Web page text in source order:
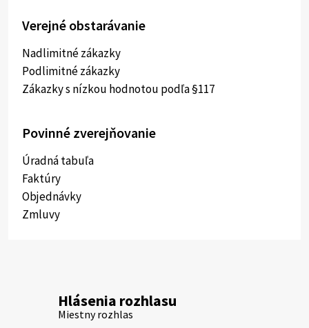
Verejné obstarávanie
Nadlimitné zákazky
Podlimitné zákazky
Zákazky s nízkou hodnotou podľa §117
Povinné zverejňovanie
Úradná tabuľa
Faktúry
Objednávky
Zmluvy
Hlásenia rozhlasu
Miestny rozhlas